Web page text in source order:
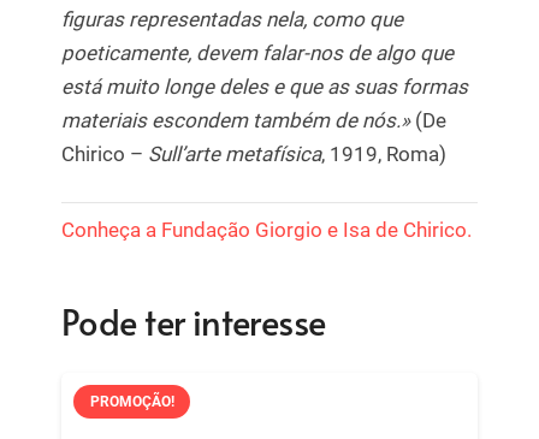
figuras representadas nela, como que
poeticamente, devem falar-nos de algo que
está muito longe deles e que as suas formas
materiais escondem também de nós.»(De
Chirico – Sull’arte metafísica, 1919, Roma)
Conheça a Fundação Giorgio e Isa de Chirico.
Pode ter interesse
PROMOÇÃO!